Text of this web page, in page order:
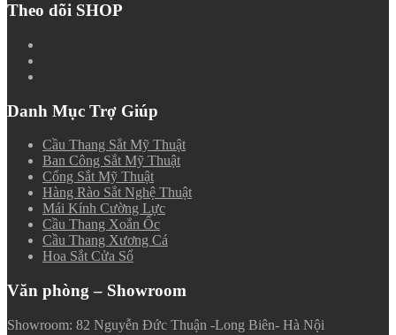
Theo dõi SHOP
Danh Mục Trợ Giúp
Cầu Thang Sắt Mỹ Thuật
Ban Công Sắt Mỹ Thuật
Cổng Sắt Mỹ Thuật
Hàng Rào Sắt Nghệ Thuật
Mái Kính Cường Lực
Cầu Thang Xoắn Ốc
Cầu Thang Xương Cá
Hoa Sắt Cửa Sổ
Văn phòng – Showroom
Showroom: 82 Nguyễn Đức Thuận -Long Biên- Hà Nội